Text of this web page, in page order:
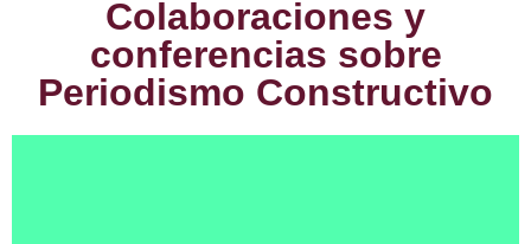
Colaboraciones y
conferencias sobre
Periodismo Constructivo